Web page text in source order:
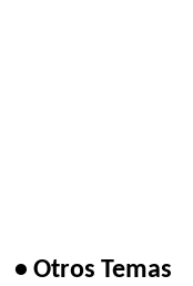
• Otros Temas